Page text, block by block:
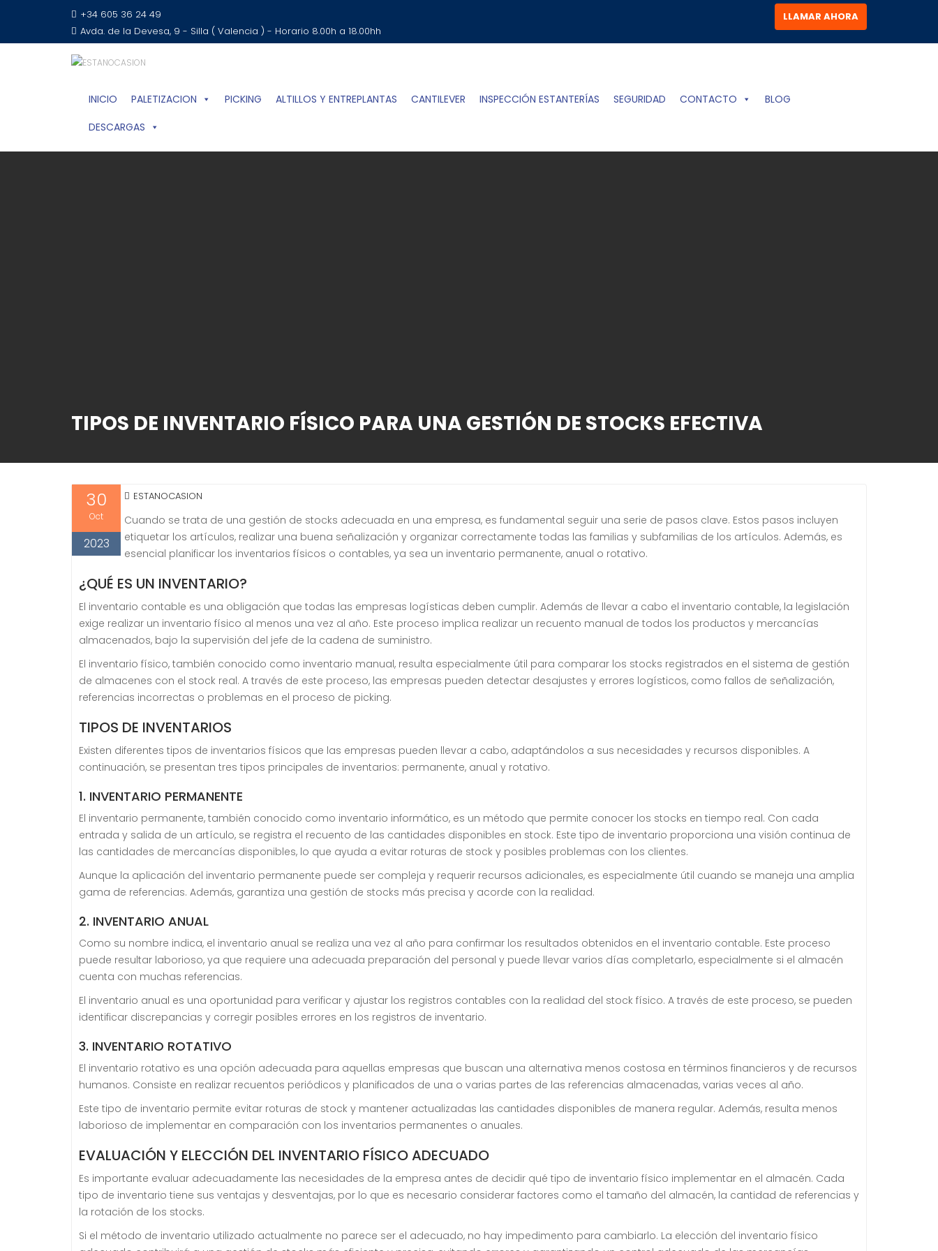
+34 605 36 24 49
Avda. de la Devesa, 9 - Silla ( Valencia ) - Horario 8.00h a 18.00hh
LLAMAR AHORA
INICIO PALETIZACION PICKING ALTILLOS Y ENTREPLANTAS CANTILEVER INSPECCIÓN ESTANTERÍAS SEGURIDAD CONTACTO
BLOG
DESCARGAS
TIPOS DE INVENTARIO FÍSICO PARA UNA GESTIÓN DE STOCKS EFECTIVA
30
Oct
2023
ESTANOCASION
Cuando se trata de una gestión de stocks adecuada en una empresa, es fundamental seguir una serie de pasos clave. Estos pasos incluyen
etiquetar los artículos, realizar una buena señalización y organizar correctamente todas las familias y subfamilias de los artículos. Además, es
esencial planificar los inventarios físicos o contables, ya sea un inventario permanente, anual o rotativo.
¿QUÉ ES UN INVENTARIO?
El inventario contable es una obligación que todas las empresas logísticas deben cumplir. Además de llevar a cabo el inventario contable, la legislación
exige realizar un inventario físico al menos una vez al año. Este proceso implica realizar un recuento manual de todos los productos y mercancías
almacenados, bajo la supervisión del jefe de la cadena de suministro.
El inventario físico, también conocido como inventario manual, resulta especialmente útil para comparar los stocks registrados en el sistema de gestión
de almacenes con el stock real. A través de este proceso, las empresas pueden detectar desajustes y errores logísticos, como fallos de señalización,
referencias incorrectas o problemas en el proceso de picking.
TIPOS DE INVENTARIOS
Existen diferentes tipos de inventarios físicos que las empresas pueden llevar a cabo, adaptándolos a sus necesidades y recursos disponibles. A
continuación, se presentan tres tipos principales de inventarios: permanente, anual y rotativo.
1. INVENTARIO PERMANENTE
El inventario permanente, también conocido como inventario informático, es un método que permite conocer los stocks en tiempo real. Con cada
entrada y salida de un artículo, se registra el recuento de las cantidades disponibles en stock. Este tipo de inventario proporciona una visión continua de
las cantidades de mercancías disponibles, lo que ayuda a evitar roturas de stock y posibles problemas con los clientes.
Aunque la aplicación del inventario permanente puede ser compleja y requerir recursos adicionales, es especialmente útil cuando se maneja una amplia
gama de referencias. Además, garantiza una gestión de stocks más precisa y acorde con la realidad.
2. INVENTARIO ANUAL
Como su nombre indica, el inventario anual se realiza una vez al año para confirmar los resultados obtenidos en el inventario contable. Este proceso
puede resultar laborioso, ya que requiere una adecuada preparación del personal y puede llevar varios días completarlo, especialmente si el almacén
cuenta con muchas referencias.
El inventario anual es una oportunidad para verificar y ajustar los registros contables con la realidad del stock físico. A través de este proceso, se pueden
identificar discrepancias y corregir posibles errores en los registros de inventario.
3. INVENTARIO ROTATIVO
El inventario rotativo es una opción adecuada para aquellas empresas que buscan una alternativa menos costosa en términos financieros y de recursos
humanos. Consiste en realizar recuentos periódicos y planificados de una o varias partes de las referencias almacenadas, varias veces al año.
Este tipo de inventario permite evitar roturas de stock y mantener actualizadas las cantidades disponibles de manera regular. Además, resulta menos
laborioso de implementar en comparación con los inventarios permanentes o anuales.
EVALUACIÓN Y ELECCIÓN DEL INVENTARIO FÍSICO ADECUADO
Es importante evaluar adecuadamente las necesidades de la empresa antes de decidir qué tipo de inventario físico implementar en el almacén. Cada
tipo de inventario tiene sus ventajas y desventajas, por lo que es necesario considerar factores como el tamaño del almacén, la cantidad de referencias y
la rotación de los stocks.
Si el método de inventario utilizado actualmente no parece ser el adecuado, no hay impedimento para cambiarlo. La elección del inventario físico
SOLICITA TU PRESUPUESTO